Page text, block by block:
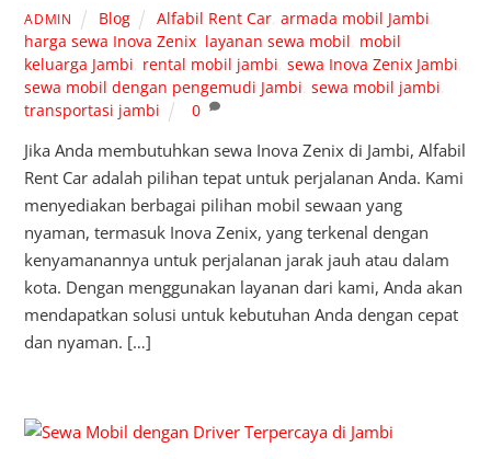
ADMIN Blog Alfabil Rent Car, armada mobil Jambi
harga sewa Inova Zenix layanan sewa mobil mobil
keluarga Jambi rental mobil jambi ,sewa Inova Zenix Jambi
sewa mobil dengan pengemudi Jambi ,sewa mobil jambi
transportasi jambi
0
Jika Anda membutuhkan sewa Inova Zenix di Jambi, Alfabil
Rent Car adalah pilihan tepat untuk perjalanan Anda. Kami
menyediakan berbagai pilihan mobil sewaan yang
nyaman, termasuk Inova Zenix, yang terkenal dengan
kenyamanannya untuk perjalanan jarak jauh atau dalam
kota. Dengan menggunakan layanan dari kami, Anda akan
mendapatkan solusi untuk kebutuhan Anda dengan cepat
dan nyaman. […]